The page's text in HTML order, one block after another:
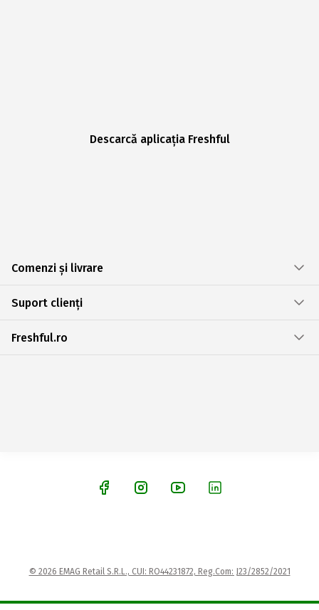
Descarcă aplicația Freshful
Comenzi și livrare
Suport clienți
Freshful.ro
© 2026 EMAG Retail S.R.L., CUI: RO44231872, Reg.Com: J23/2852/2021